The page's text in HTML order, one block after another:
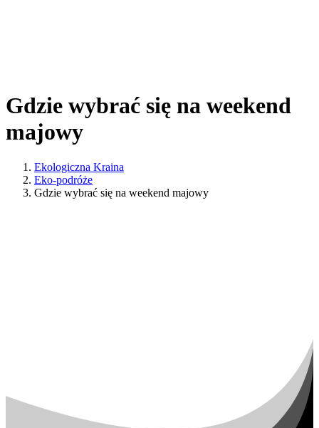
Gdzie wybrać się na weekend
majowy
Ekologiczna Kraina
Eko-podróże
Gdzie wybrać się na weekend majowy